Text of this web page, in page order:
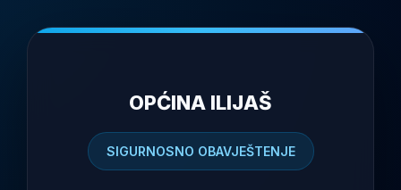
OPĆINA ILIJAŠ
SIGURNOSNO OBAVJEŠTENJE